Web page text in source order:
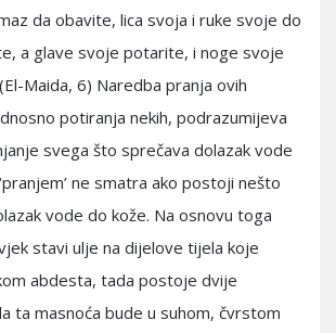
da obavite, lica svoja i ruke svoje do
a glave svoje potarite, i noge svoje
Maida, 6) Naredba pranja ovih
potiranja nekih, podrazumijeva
svega što sprečava dolazak vode
ne smatra ako postoji nešto
vode do kože. Na osnovu toga
stavi ulje na dijelove tijela koje
abdesta, tada postoje dvije
ta masnoća bude u suhom, čvrstom